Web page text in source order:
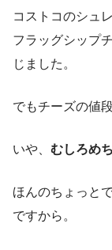
コストコのシュ
フラッグシップ
じました。
でもチーズの値
いや、 むしろめ
ほんのちょっと
ですから。